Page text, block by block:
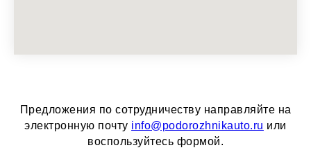
Предложения по сотрудничеству направляйте на
электронную почту info@podorozhnikauto.ru или
воспользуйтесь формой.